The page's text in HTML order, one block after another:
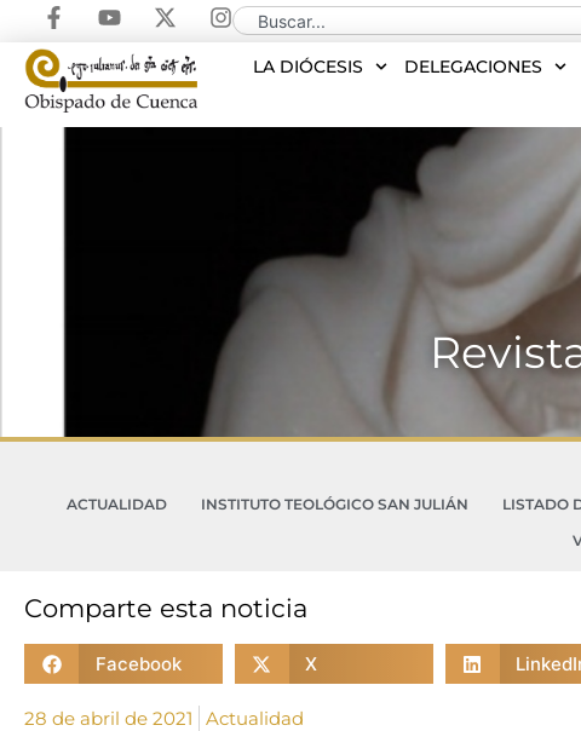
LA DIÓCESIS DELEGACIONES
ACTUALIDAD INSTITUTO TEOLÓGICO SAN JULIÁN LISTADO
Comparte esta noticia
Facebook X
28 de abril de 2021 Actualidad